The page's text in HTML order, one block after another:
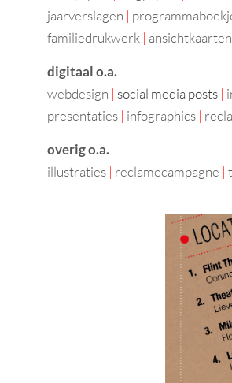
jaarverslagen |
familiedrukwerk | ansichtkaarten
digitaal o.a.
webdesign | social media posts |
presentaties | infographics |
overig o.a.
illustraties | reclamecampagne |